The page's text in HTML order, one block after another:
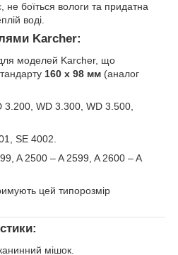
не боїться вологи та придатна
воді.
Karcher:
моделей Karcher, що
160 х 98 мм (аналог
3.200, WD 3.300, WD 3.500,
SE 4002.
A 2500 – A 2599, A 2600 – A
цей типорозмір
мішок.